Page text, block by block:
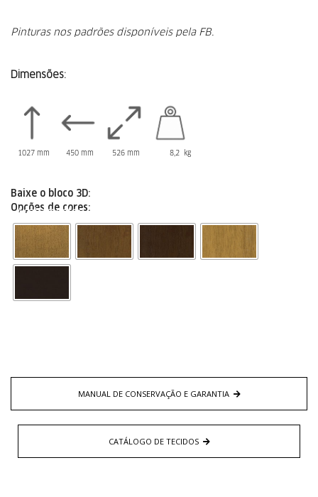
Pinturas nos padrões disponíveis pela FB.
Dimensões:
1027 mm 450 mm 526 mm 8,2 kg
Baixe o bloco 3D:
Opções de cores:
Acabamentos
MANUAL DE CONSERVAÇÃO E GARANTIA
CATÁLOGO DE TECIDOS